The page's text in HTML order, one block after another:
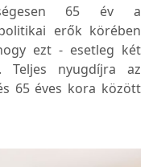
65 év a
erők körében
ezt - esetleg két
Teljes nyugdíjra az
65 éves kora között